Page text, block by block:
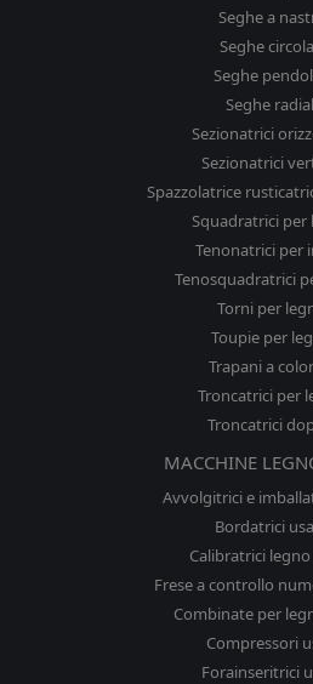
Seghe a
Seghe
Seghe
Seghe
Sezionatrici
Sezionatrici
Spazzolatrice
Squadratrici per
Tenonatrici per
Tenosquadratrici
Torni per
Toupie per
Trapani a
Troncatrici per
Troncatrici
MACCHINE
Avvolgitrici e
Bordatrici
Calibratrici
Frese a controllo
Combinate per
Compressori
Forainseritrici